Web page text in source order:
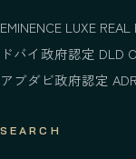
EMINENCE LUXE
ドバイ政府認定 DLD
アブダビ政府認定
SEARCH